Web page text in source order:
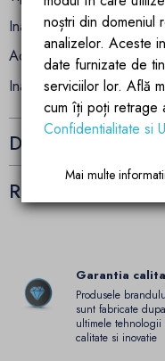
Inaltime: 31.5 cm
Adancime pipa: 18.2 cm
Inaltimea debitului de
Detalii ale
Recenzii (0)
Garantia
Produsele
sunt fabricate dupa
ultimele tehnologii
calitate si inovatie
noștri din domeniul
analizelor. Aceste
date furnizate de
serviciilor lor. Află
cum îți poți retrage
Confidentialitate si
Mai multe informatii